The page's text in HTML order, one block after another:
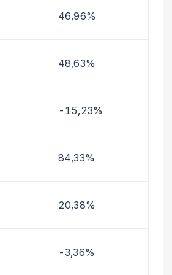
46,96%
48,63%
-15,23%
84,33%
20,38%
-3,36%